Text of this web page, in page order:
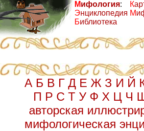
Мифология:
Энциклопедия
Библиотека
К
М
А Б В Г Д Е Ж З И Й
П Р С Т У Ф Х Ц Ч
авторская
мифологическая